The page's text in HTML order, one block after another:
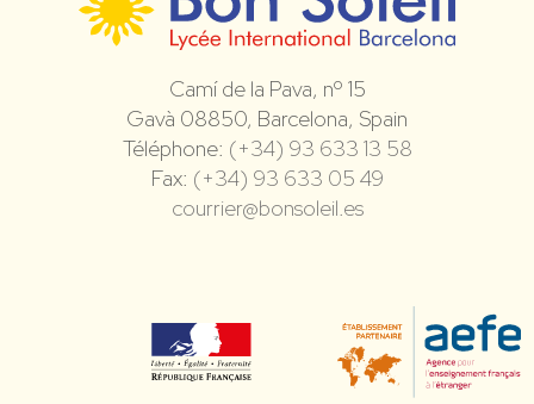
Camí de la Pava, nº 15
Gavà 08850, Barcelona, Spain
Téléphone: (+34) 93 633 13 58
Fax: (+34) 93 633 05 49
courrier@bonsoleil.es